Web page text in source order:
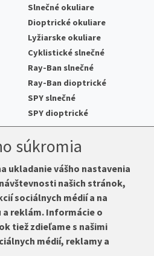
Slnečné okuliare
Dioptrické okuliare
Lyžiarske okuliare
Cyklistické slnečné
Ray-Ban slnečné
Ray-Ban dioptrické
SPY slnečné
SPY dioptrické
súkromia
ukladanie vášho nastavenia
našich stránok,
sociálnych médií a na
reklám. Informácie o
tiež zdieľame s našimi
médií, reklamy a